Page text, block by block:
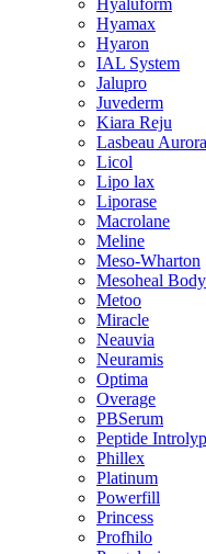
Hyaluform
Hyamax
Hyaron
IAL System
Jalupro
Juvederm
Kiara Reju
Lasbeau Aurora
Licol
Lipo lax
Liporase
Macrolane
Meline
Meso-Wharton
Mesoheal
Metoo
Miracle
Neauvia
Neuramis
Optima
Overage
PBSerum
Peptide
Phillex
Platinum
Powerfill
Princess
Profhilo